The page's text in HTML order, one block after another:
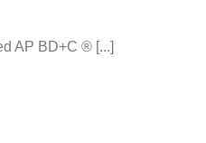
AP BD+C ® [...]